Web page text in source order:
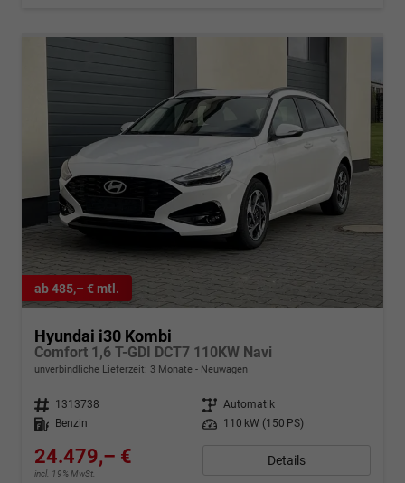
ab 485,– € mtl.
Hyundai i30 Kombi
Comfort 1,6 T-GDI DCT7 110KW Navi
unverbindliche Lieferzeit: 3 Monate Neuwagen
Fahrzeugnr. 1313738 Getriebe Automatik
Kraftstoff
Benzin Leistung 110 kW (150 PS)
24.479,– €
incl. 19% MwSt.
Details